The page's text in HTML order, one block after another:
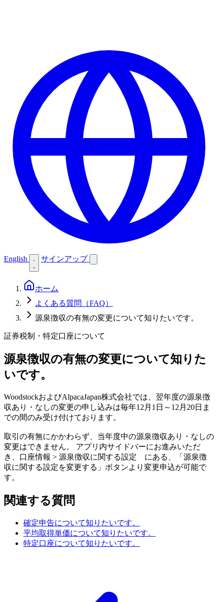
English サインアップ
ホーム
よくある質問（FAQ）
源泉徴収の有無の変更について知りたいです。
証券税制・特定口座について
源泉徴収の有無の変更について知りた
いです。
WoodstockおよびAlpacaJapan株式会社では、翌年度の源泉徴
収あり・なしの変更の申し込みは毎年12月1日～12月20日ま
での間のみ受け付けております。
取引の有無にかかわらず、当年度中の源泉徴収あり・なしの
変更はできません。 アプリ内サイドバーにお進みいただ
き、口座情報 > 源泉徴収に関する設定 にある、「源泉徴
収に関する設定を変更する」ボタンより変更申込が可能で
す。
関連する質問
確定申告について知りたいです。
平均取得単価について知りたいです。
特定口座について知りたいです。